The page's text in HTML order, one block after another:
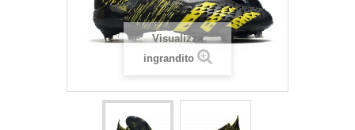
Visualizza
ingrandito